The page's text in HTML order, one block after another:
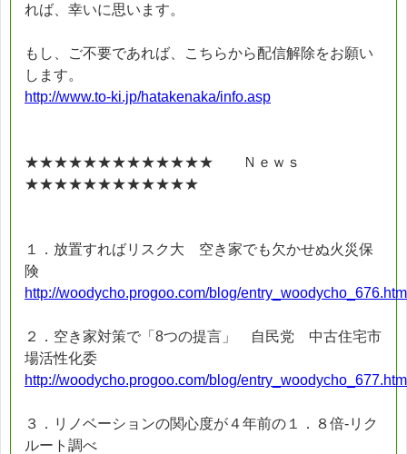
れば、幸いに思います。
もし、ご不要であれば、こちらから配信解除をお願い
します。
http://www.to-ki.jp/hatakenaka/info.asp
★★★★★★★★★★★★★ Ｎｅｗｓ
★★★★★★★★★★★★
１．放置すればリスク大 空き家でも欠かせぬ火災保
険
http://woodycho.progoo.com/blog/
２．空き家対策で「8つの提言」 自民党 中古住宅市
場活性化委
http://woodycho.progoo.com/blog/
３．リノベーションの関心度が４年前の１．８倍-リク
ルート調べ